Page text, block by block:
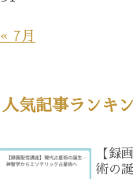
« 7月
人気記事ランキ
【録
術の